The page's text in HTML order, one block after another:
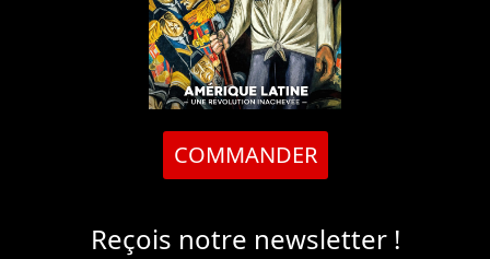
COMMANDER
Reçois notre newsletter !